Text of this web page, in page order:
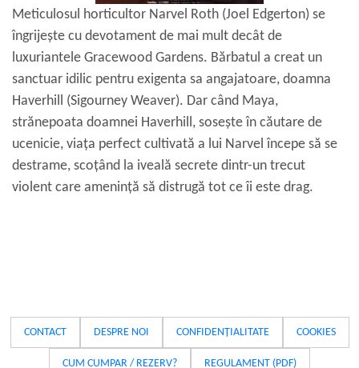
Meticulosul horticultor Narvel Roth (Joel Edgerton) se
îngrijește cu devotament de mai mult decât de
luxuriantele Gracewood Gardens. Bărbatul a creat un
sanctuar idilic pentru exigenta sa angajatoare, doamna
Haverhill (Sigourney Weaver). Dar când Maya,
strănepoata doamnei Haverhill, sosește în căutare de
ucenicie, viața perfect cultivată a lui Narvel începe să se
destrame, scoțând la iveală secrete dintr-un trecut
violent care amenință să distrugă tot ce îi este drag.
CONTACT DESPRE NOI CONFIDENȚIALITATE COOKIES
CUM CUMPAR / REZERV? REGULAMENT (PDF)